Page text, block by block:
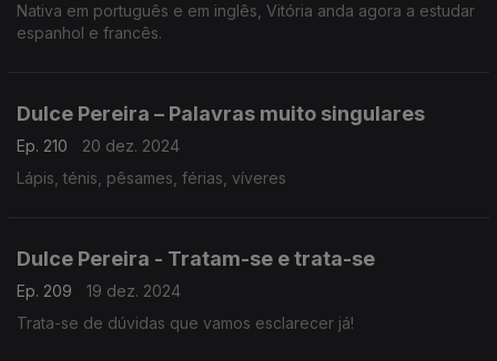
Nativa em português e em inglês, Vitória anda agora a estudar
espanhol e francês.
Dulce Pereira – Palavras muito singulares
Ep. 210
20 dez. 2024
Lápis, ténis, pêsames, férias, víveres
Dulce Pereira - Tratam-se e trata-se
Ep. 209
19 dez. 2024
Trata-se de dúvidas que vamos esclarecer já!